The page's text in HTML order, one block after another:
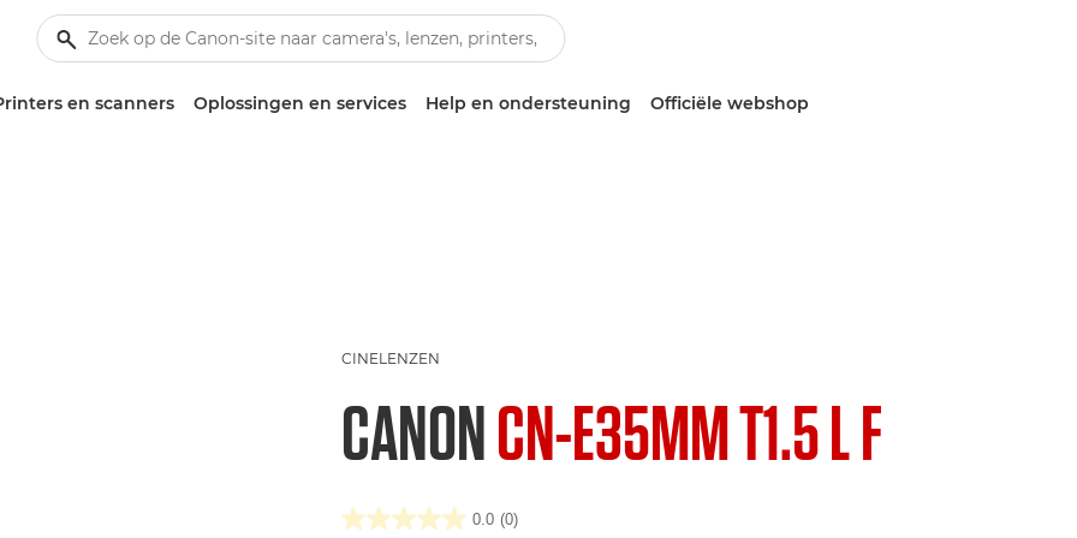
en scanners Oplossingen en services Help en ondersteuning Officiële webshop
CINELENZEN
CANONCN-E35MM T1.5 L F
0.0 (0)